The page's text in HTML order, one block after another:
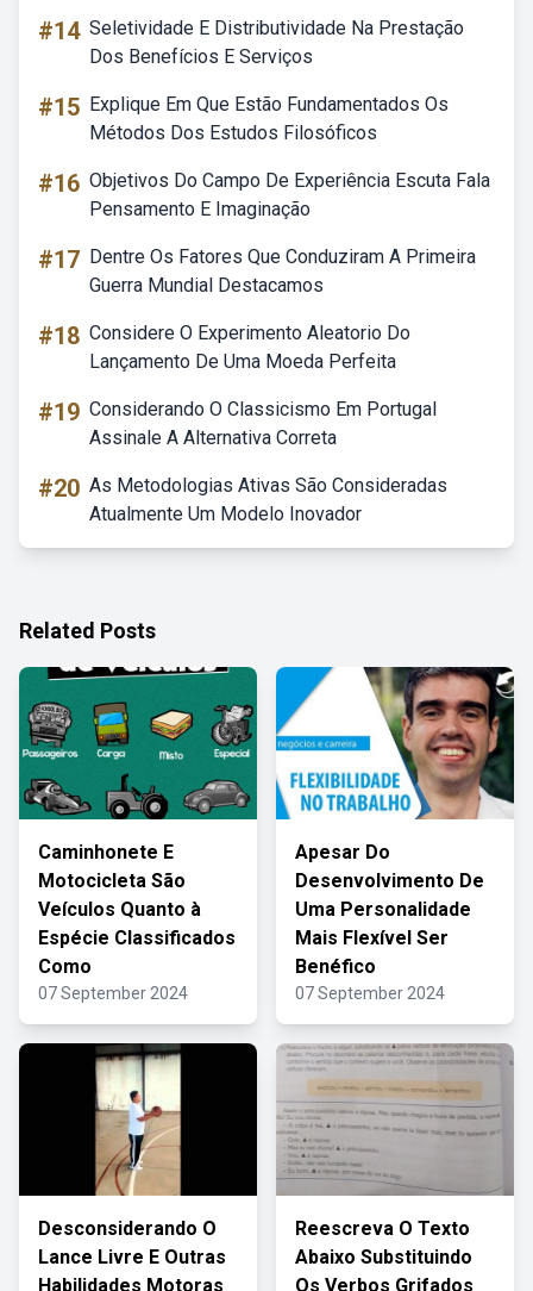
#14 Seletividade E Distributividade Na Prestação
Dos Benefícios E Serviços
#15 Explique Em Que Estão Fundamentados Os
Métodos Dos Estudos Filosóficos
#16 Objetivos Do Campo De Experiência Escuta Fala
Pensamento E Imaginação
#17 Dentre Os Fatores Que Conduziram A Primeira
Guerra Mundial Destacamos
#18 Considere O Experimento Aleatorio Do
Lançamento De Uma Moeda Perfeita
#19 Considerando O Classicismo Em Portugal
Assinale A Alternativa Correta
#20 As Metodologias Ativas São Consideradas
Atualmente Um Modelo Inovador
Related Posts
Caminhonete E
Motocicleta São
Veículos Quanto à
Espécie Classificados
Como
07 September 2024
Apesar Do
Desenvolvimento De
Uma Personalidade
Mais Flexível Ser
Benéfico
07 September 2024
Desconsiderando O
Lance Livre E Outras
Habilidades Motoras
Reescreva O Texto
Abaixo Substituindo
Os Verbos Grifados